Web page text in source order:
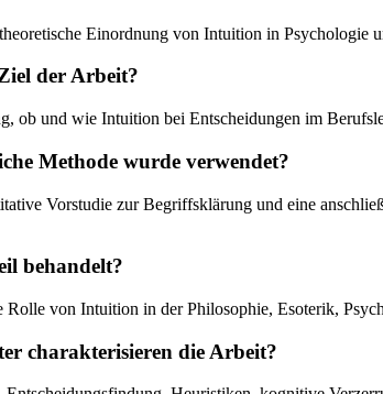
Einordnung von Intuition in Psychologie
der Arbeit?
ob und wie Intuition bei Entscheidungen im
Methode wurde verwendet?
Vorstudie zur Begriffsklärung und eine
behandelt?
von Intuition in der Philosophie, Esoterik,
charakterisieren die Arbeit?